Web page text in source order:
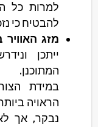
למרות כל
להבטיח כי
מזג האוויר
ייתכן
המתוכנן.
במידת
הראויה
נבקר, אך